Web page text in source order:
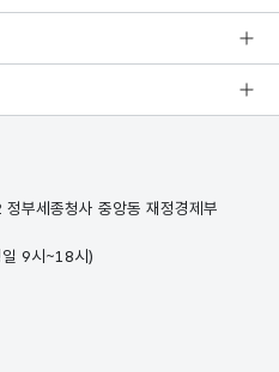
부세종청사 중앙동 재정경제부
일 9시~18시)